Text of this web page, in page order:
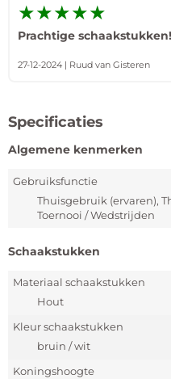
★★★★★
Prachtige
27-12-2024 | Ruud van Gisteren
Specificaties
Algemene kenmerken
Gebruiksfunctie
Thuisgebruik (ervaren),
Toernooi / Wedstrijden
Schaakstukken
Materiaal schaakstukken
Hout
Kleur schaakstukken
bruin / wit
Koningshoogte